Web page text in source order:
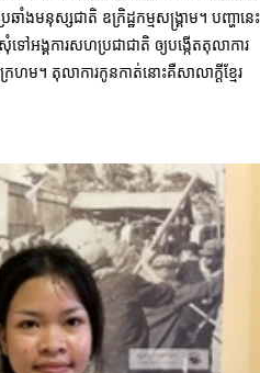
ាំងមនុស្សជាតិ ឧក្រិដ្ឋកម្មសង្គ្រាម។ បញ្ហានេះ
ទៅអង្គការសហប្រជាជាតិ ឲ្យបង្កើតតុលាការ
ហម។ តុលាការកូនកាត់នោះគឺសាលាក្តីខ្មែរ